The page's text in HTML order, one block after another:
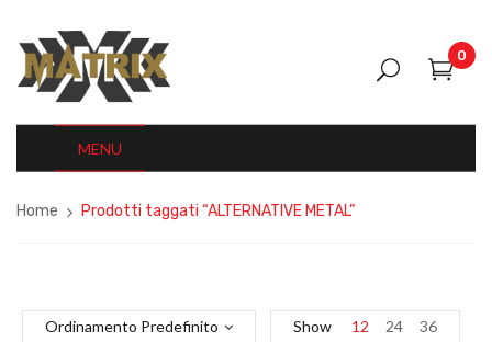
0
MENU
Home Prodotti taggati “ALTERNATIVE METAL”
Ordinamento Predefinito Show 12 24 36